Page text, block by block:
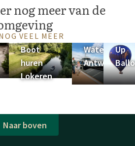
nog meer van de
VEEL MEER
Boot
huren
Lokeren
Waterbus
Antwerpen
Up
Naar boven